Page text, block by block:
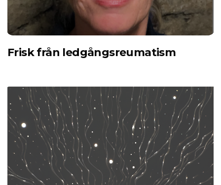
Frisk från ledgångsreumatism